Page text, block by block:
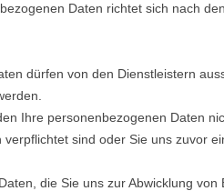
Daten richtet sich nach
dürfen von den Dienstleistern
Ihre personenbezogenen Daten
verpflichtet sind oder Sie uns zuvor
die Sie uns zur Abwicklung